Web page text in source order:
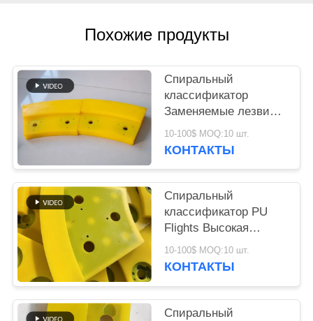
Похожие продукты
Спиральный
классификатор
Заменяемые лезвия
Тяжелые компоненты
для обработки
10-100$ MOQ:10 шт.
КОНТАКТЫ
Спиральный
классификатор PU
Flights Высокая
износостойкость
Части обработки
10-100$ MOQ:10 шт.
КОНТАКТЫ
Спиральный